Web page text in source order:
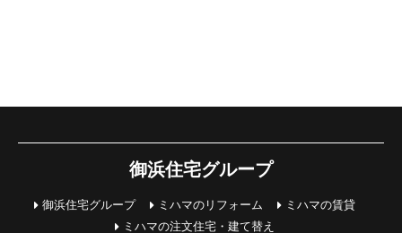
御浜住宅グループ
御浜住宅グループ ミハマのリフォーム
ミハマの賃貸
ミハマの注文住宅・建て替え